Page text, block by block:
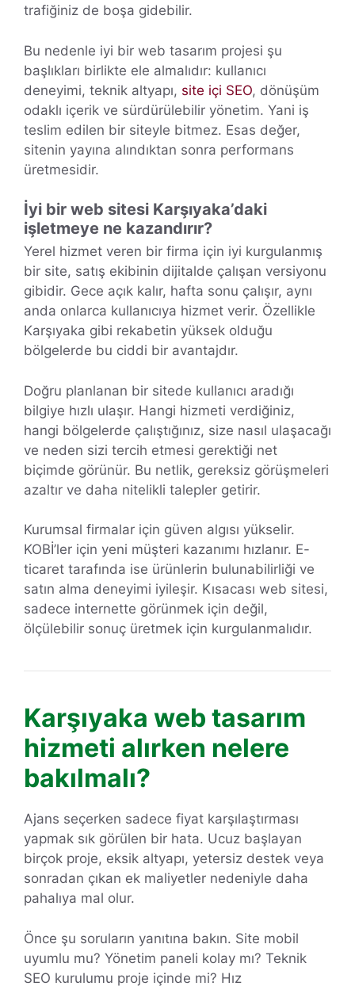
trafiğiniz de boşa gidebilir.
Bu nedenle iyi bir web tasarım projesi şu
başlıkları birlikte ele almalıdır: kullanıcı
deneyimi, teknik altyapı, site içi SEO, dönüşüm
odaklı içerik ve sürdürülebilir yönetim. Yani iş
teslim edilen bir siteyle bitmez. Esas değer,
sitenin yayına alındıktan sonra performans
üretmesidir.
İyi bir web sitesi Karşıyaka’daki
işletmeye ne kazandırır?
Yerel hizmet veren bir firma için iyi kurgulanmış
bir site, satış ekibinin dijitalde çalışan versiyonu
gibidir. Gece açık kalır, hafta sonu çalışır, aynı
anda onlarca kullanıcıya hizmet verir. Özellikle
Karşıyaka gibi rekabetin yüksek olduğu
bölgelerde bu ciddi bir avantajdır.
Doğru planlanan bir sitede kullanıcı aradığı
bilgiye hızlı ulaşır. Hangi hizmeti verdiğiniz,
hangi bölgelerde çalıştığınız, size nasıl ulaşacağı
ve neden sizi tercih etmesi gerektiği net
biçimde görünür. Bu netlik, gereksiz görüşmeleri
azaltır ve daha nitelikli talepler getirir.
Kurumsal firmalar için güven algısı yükselir.
KOBİ’ler için yeni müşteri kazanımı hızlanır. E-
ticaret tarafında ise ürünlerin bulunabilirliği ve
satın alma deneyimi iyileşir. Kısacası web sitesi,
sadece internette görünmek için değil,
ölçülebilir sonuç üretmek için kurgulanmalıdır.
Karşıyaka web tasarım
hizmeti alırken nelere
bakılmalı?
Ajans seçerken sadece fiyat karşılaştırması
yapmak sık görülen bir hata. Ucuz başlayan
birçok proje, eksik altyapı, yetersiz destek veya
sonradan çıkan ek maliyetler nedeniyle daha
pahalıya mal olur.
Önce şu soruların yanıtına bakın. Site mobil
uyumlu mu? Yönetim paneli kolay mı? Teknik
SEO kurulumu proje içinde mi? Hız